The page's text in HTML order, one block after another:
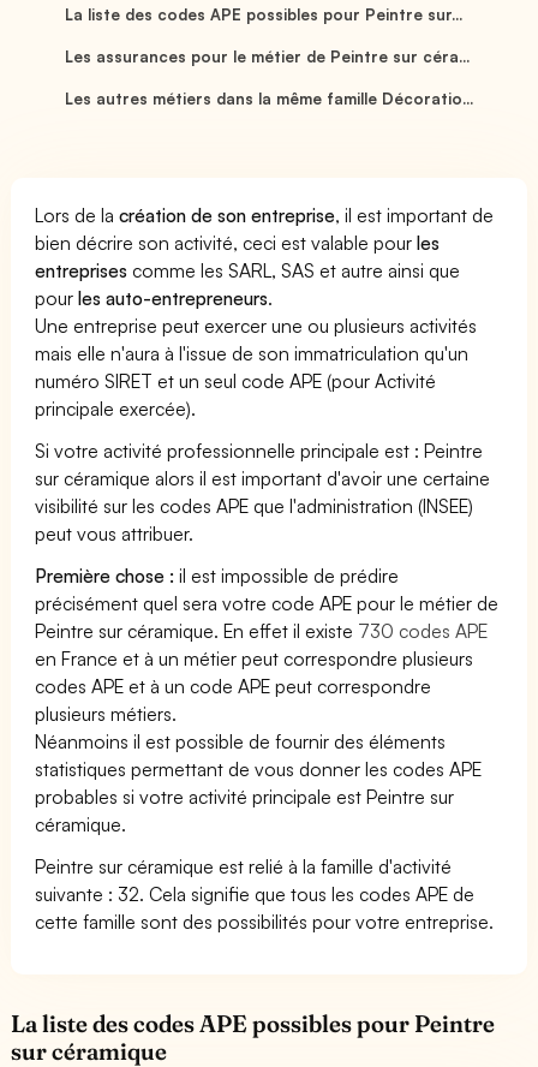
La liste des codes APE possibles pour Peintre sur...
Les assurances pour le métier de Peintre sur céra...
Les autres métiers dans la même famille Décoratio...
Lors de lacréation de son entreprise, il est important de
bien décrire son activité, ceci est valable pourles
entreprises comme les SARL, SAS et autre ainsi que
pourles auto-entrepreneurs.
Une entreprise peut exercer une ou plusieurs activités
mais elle n'aura à l'issue de son immatriculation qu'un
numéro SIRET et un seul code APE (pour Activité
principale exercée).
Si votre activité professionnelle principale est : Peintre
sur céramique alors il est important d'avoir une certaine
visibilité sur les codes APE que l'administration (INSEE)
peut vous attribuer.
Première chose : il est impossible de prédire
précisément quel sera votre code APE pour le métier de
Peintre sur céramique. En effet il existe 730 codes APE
en France et à un métier peut correspondre plusieurs
codes APE et à un code APE peut correspondre
plusieurs métiers.
Néanmoins il est possible de fournir des éléments
statistiques permettant de vous donner les codes APE
probables si votre activité principale est Peintre sur
céramique.
Peintre sur céramique est relié à la famille d'activité
suivante : 32. Cela signifie que tous les codes APE de
cette famille sont des possibilités pour votre entreprise.
La liste des codes APE possibles pour Peintre
sur céramique